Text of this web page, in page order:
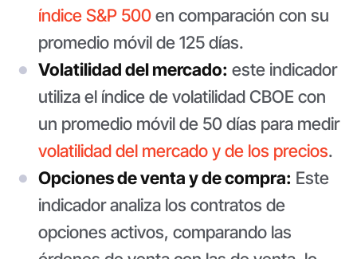
índice S&P 500en comparación con su
promedio móvil de 125 días.
Volatilidad del mercado: este indicador
utiliza el índice de volatilidad CBOE con
un promedio móvil de 50 días para medir
volatilidad del mercado y de los precios.
Opciones de venta y de compra: Este
indicador analiza los contratos de
opciones activos, comparando las